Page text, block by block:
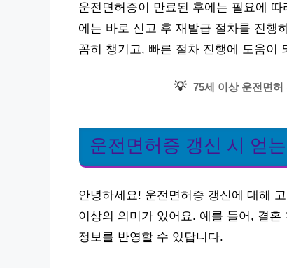
운전면허증이 만료된 후에는 필요에
에는 바로 신고 후 재발급 절차를 진행
꼼히 챙기고, 빠른 절차 진행에 도움이
💡 75세 이상 운전면
운전면허증 갱신 시 얻
안녕하세요! 운전면허증 갱신에 대해
이상의 의미가 있어요. 예를 들어, 결
정보를 반영할 수 있답니다.